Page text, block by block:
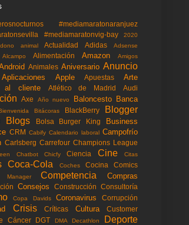
#mediamaratonaranjuez
#mediamaratonvig-bay
2020
animal Actualidad Adidas Adsense
Alcampo Alimentación Amazon Amigos
Animales Aniversario Anuncio
Aplicaciones Apple Apuestas
Arte
al cliente
Atlético de Madrid Audi
Axe Año nuevo Baloncesto Banca
Bitácoras BlackBerry
Blogger
Blogs Bolsa Burger King
Business
CRM Cabify Calendario laboral Campofrío
Carlsberg Carrefour Champions League
Chatbot Chicfy Ciencia Cine Citas
Coca-Cola Coches Cocina Comics
Manager Competencia Compras
Consejos Construcción Consultoría
Copa Davids Coronavirus Corrupción
Crisis Críticas Cultura
Customer
Cáncer DGT DMA Decathlon Deporte